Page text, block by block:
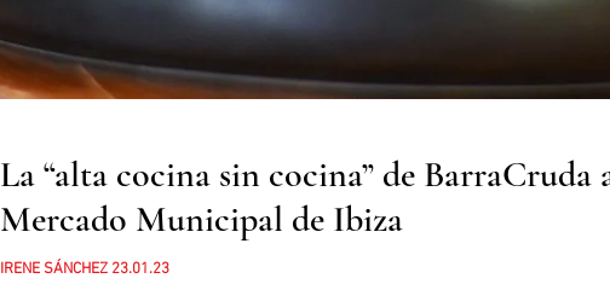
La “alta cocina sin cocina” de BarraCruda
Mercado Municipal de Ibiza
IRENE SÁNCHEZ 23.01.23